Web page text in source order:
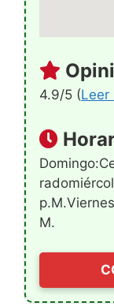
4.9/5 (Leer
M.